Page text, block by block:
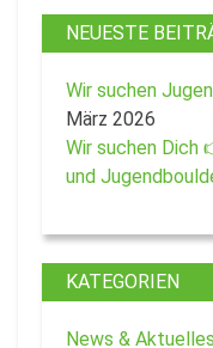
NEUESTE
Wir suchen
März 2026
Wir suchen Dich
und
KATEGORIEN
News & Aktuelles